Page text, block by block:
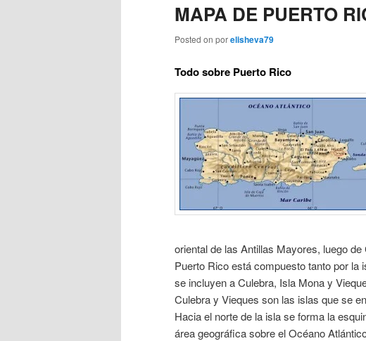
MAPA DE PUERTO
Posted on porelisheva79
Todo sobre Puerto Rico
oriental de las Antillas Mayores, luego
Puerto Rico está compuesto tanto por
se incluyen a Culebra, Isla Mona y
Culebra y Vieques son las islas que se
Hacia el norte de la isla se forma la
área geográfica sobre el Océano